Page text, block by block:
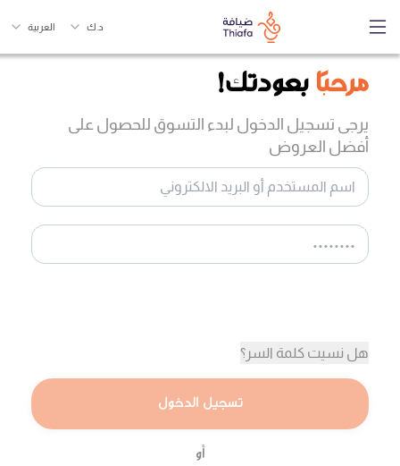
د.ك العربية
مرحبًا بعودتك!
يرجى تسجيل الدخول لبدء التسوق للحصول على
أفضل العروض
هل نسيت كلمة السر؟
تسجيل الدخول
أو